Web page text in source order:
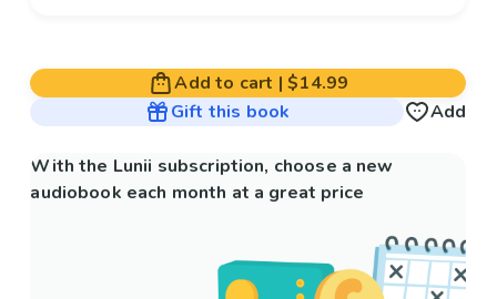
Add to cart |$14.99
Gift this book
Add
With the Lunii subscription, choose a new
audiobook each month at a great price